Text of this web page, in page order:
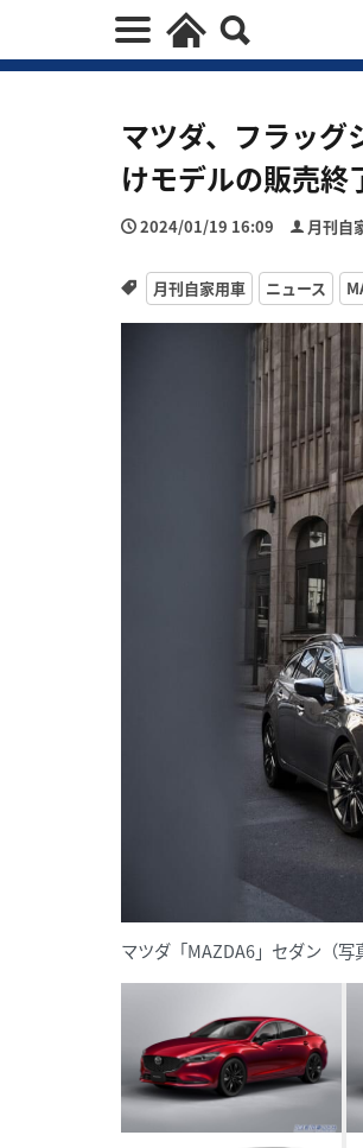
マツダ、フラッグ
けモデルの販売終
2024/01/19 16:09 月刊自
月刊自家用車 ニュース
マツダ「MAZDA6」セダン（写